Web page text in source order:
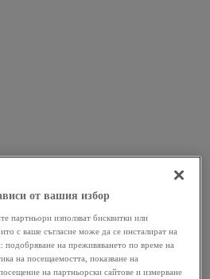
от вашия избор
партньори използват бисквитки или
с ваше съгласие може да се инсталират на
подобряване на преживяването по време на
на посещаемостта, показване на
на партньорски сайтове и измерване